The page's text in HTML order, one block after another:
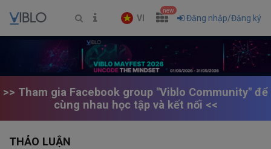
VI
new
Đăng nhập/Đăng ký
>> Tham gia Facebook group "Viblo Community" để
cùng nhau học tập và kết nối <<
THẢO LUẬN